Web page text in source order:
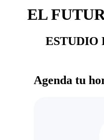
EL
ESTUDIO
Agenda tu